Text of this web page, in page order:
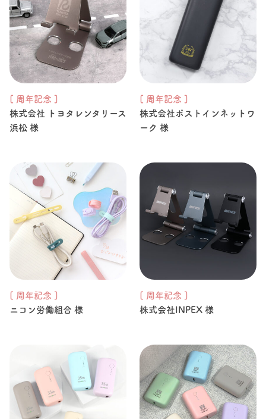
[ 周年記念 ]
株式会社 トヨタレンタリース
浜松 様
[ 周年記念 ]
株式会社ポストインネットワ
ーク 様
[ 周年記念 ]
ニコン労働組合 様
[ 周年記念 ]
株式会社INPEX 様